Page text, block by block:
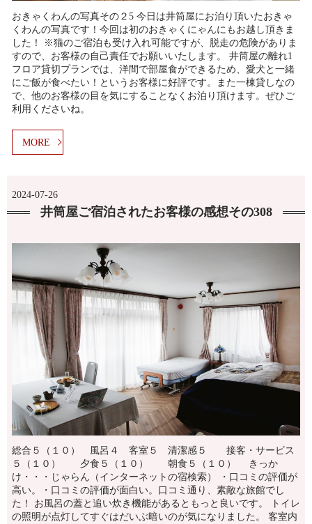
おきゃくわんの写真その２5 今日は井筒屋にお泊り頂いたおきゃ
くわんの写真です！今回は初のおきゃくにゃんにもお越し頂きま
した！ ※猫のご宿泊も受け入れ可能ですが、脱走の危険がありま
すので、お客様の自己責任でお願いいたします。 井筒屋の離れ1
フロア貸切プランでは、洋間で部屋食ができるため、愛犬と一緒
にご飯が食べたい！というお客様に好評です。また一棟貸しなの
で、他のお客様の目を気にすることなくお泊り頂けます。ぜひご
利用くださいね。
MORE
2024-07-26
井筒屋ご宿泊されたお客様の感想その308
総合５（１０） 風呂４ 客室５ 清潔感５ 接客・サービス
５（１０） 夕食５（１０） 朝食５（１０） きっか
け・・・じゃらん（インターネットの宿検索） ・口コミの評価が
高い。・口コミの評価が面白い。口コミ通り、素敵な旅館でし
た！ お風呂の蓋と追い炊き機能があるともっと良いです。 トイレ
の照明が点灯してすぐはだいぶ暗いのが気になりました。 客室内